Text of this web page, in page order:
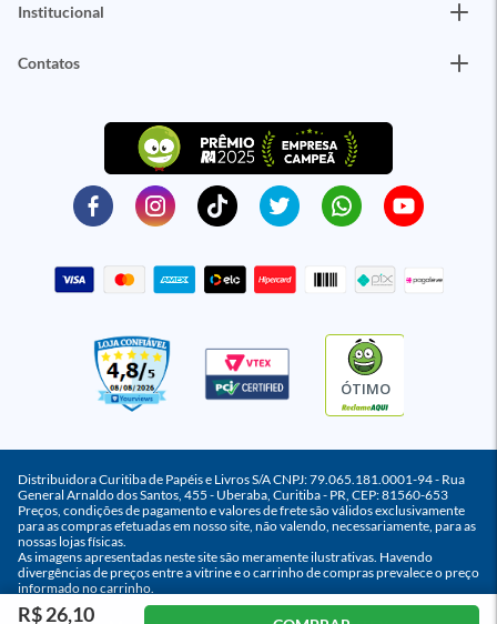
Institucional
Contatos
ÓTIMO
Distribuidora Curitiba de Papéis e Livros S/A CNPJ: 79.065.181.0001-94 - Rua
General Arnaldo dos Santos, 455 - Uberaba, Curitiba - PR, CEP: 81560-653
Preços, condições de pagamento e valores de frete são válidos exclusivamente
para as compras efetuadas em nosso site, não valendo, necessariamente, para as
nossas lojas físicas.
As imagens apresentadas neste site são meramente ilustrativas. Havendo
divergências de preços entre a vitrine e o carrinho de compras prevalece o preço
informado no carrinho.
R$ 26,10